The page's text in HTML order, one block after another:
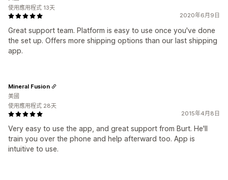
2020年6月9日
Great support team. Platform is easy to use once you've done
the set up. Offers more shipping options than our last shipping
app.
使用應用程式 13天
2015年4月8日
Very easy to use the app, and great support from Burt. He'll
train you over the phone and help afterward too. App is
intuitive to use.
Mineral Fusion
美國
使用應用程式 28天